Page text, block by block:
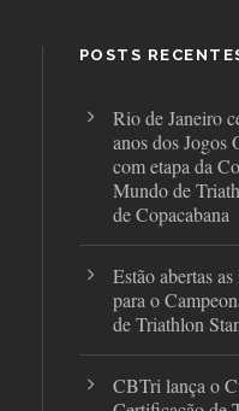
POSTS
Rio de Janeiro
anos dos Jogos
com etapa da
Mundo de
de Copacabana
Estão abertas
para o
de Triathlon
CBTri lança o